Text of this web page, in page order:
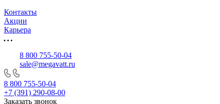
Контакты
Акции
Карьера
8 800 755-50-04
sale@megavatt.ru
8 800 755-50-04
+7 (391) 290-08-00
Заказать звонок